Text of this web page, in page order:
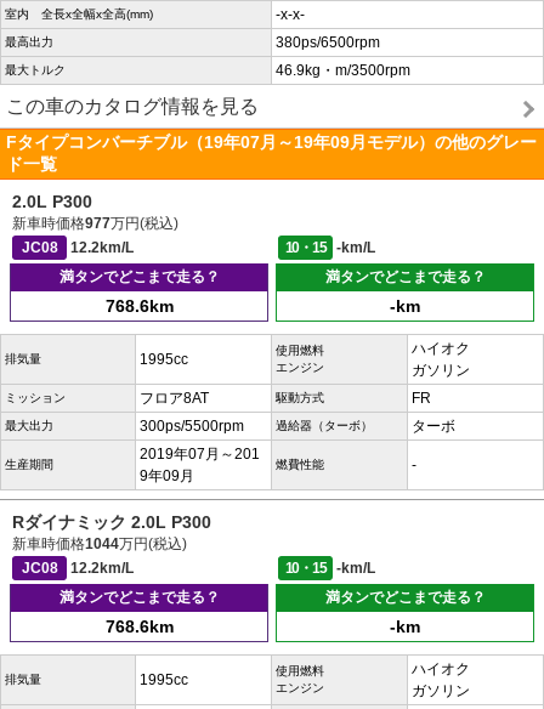
室内 全長x全幅x全高(mm) -x-x-
最高出力 380ps/6500rpm
最大トルク 46.9kg・m/3500rpm
この車のカタログ情報を見る
Fタイプコンバーチブル（19年07月～19年09月モデル）の他のグレー
ド一覧
2.0L P300
新車時価格977万円(税込)
JC08
12.2km/L 10・15
-km/L
満タンでどこまで走る？
768.6km
満タンでどこまで走る？
-km
排気量 1995cc
使用燃料
エンジン
ハイオク
ガソリン
ミッション フロア8AT 駆動方式 FR
最大出力 300ps/5500rpm 過給器（ターボ） ターボ
生産期間
2019年07月～201
9年09月
燃費性能 -
Rダイナミック 2.0L P300
新車時価格1044万円(税込)
JC08
12.2km/L 10・15
-km/L
満タンでどこまで走る？
768.6km
満タンでどこまで走る？
-km
排気量 1995cc
使用燃料
エンジン
ハイオク
ガソリン